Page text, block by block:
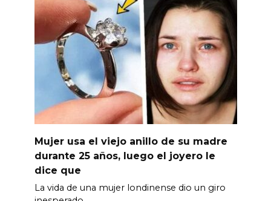
Mujer usa el viejo anillo de su madre
durante 25 años, luego el joyero le
dice que
La vida de una mujer londinense dio un giro